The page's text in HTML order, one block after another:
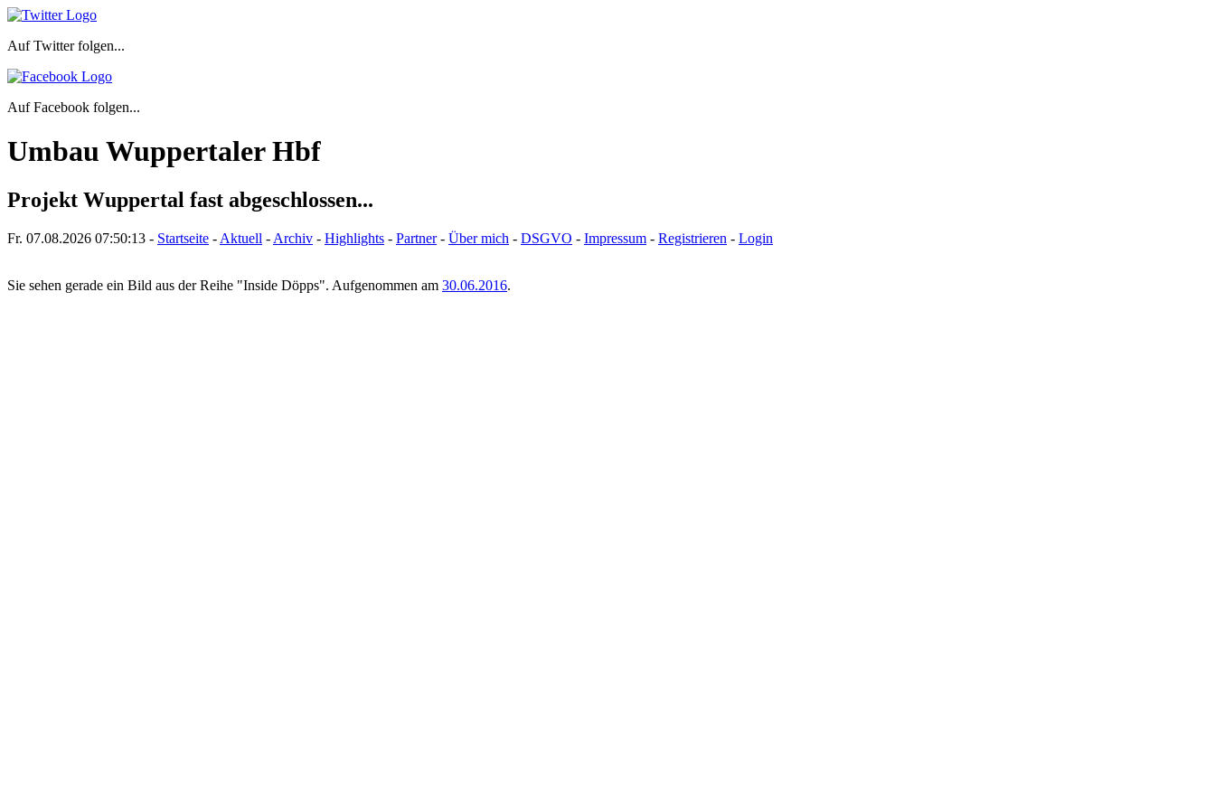
Auf Twitter folgen...
Auf Facebook folgen...
Umbau Wuppertaler Hbf
Projekt Wuppertal fast abgeschlossen...
Fr. 07.08.2026 07:50:13 - Startseite - Aktuell - Archiv - Highlights - Partner- Über mich - DSGVO - Impressum - Registrieren - Login
Sie sehen gerade ein Bild aus der Reihe "Inside Döpps". Aufgenommen am 30.06.2016.